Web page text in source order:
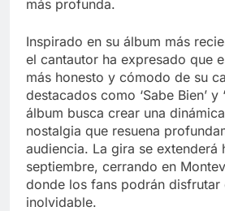
más profunda.
Inspirado en su álbum más
el cantautor ha expresado que
más honesto y cómodo de su
destacados como ‘Sabe Bien’ y
álbum busca crear una
nostalgia que resuena
audiencia. La gira se extenderá
septiembre, cerrando en
donde los fans podrán disfrutar
inolvidable.